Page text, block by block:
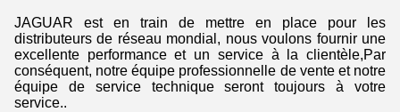
JAGUAR est en train de mettre en place pour les
distributeurs de réseau mondial, nous voulons fournir une
excellente performance et un service à la clientèle,Par
conséquent, notre équipe professionnelle de vente et notre
équipe de service technique seront toujours à votre
service..